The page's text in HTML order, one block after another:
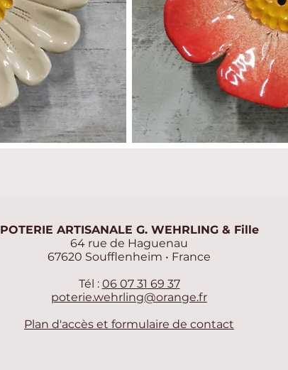
POTERIE ARTISANALE G. WEHRLING & Fille
64 rue de Haguenau
67620 Soufflenheim • France
Tél : 06 07 31 69 37
poterie.wehrling@orange.fr
Plan d'accès et formulaire de contact